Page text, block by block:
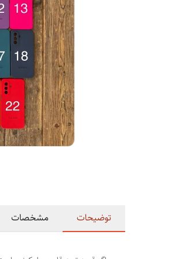
توضیحات مشخصات